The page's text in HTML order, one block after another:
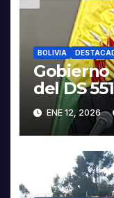
BOLIVIA
del DS
5503
ENE 12, 2026